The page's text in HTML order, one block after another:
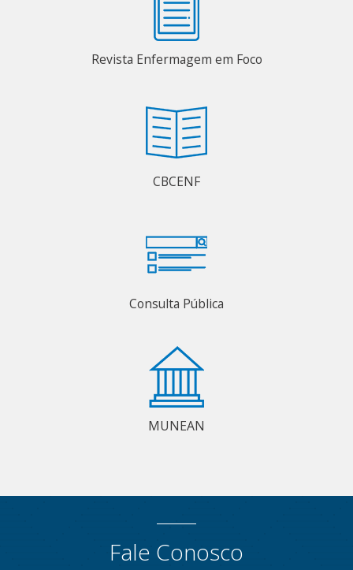
Revista Enfermagem em Foco
CBCENF
Consulta Pública
MUNEAN
Fale Conosco